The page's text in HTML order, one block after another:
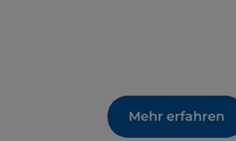
Mehr erfahren